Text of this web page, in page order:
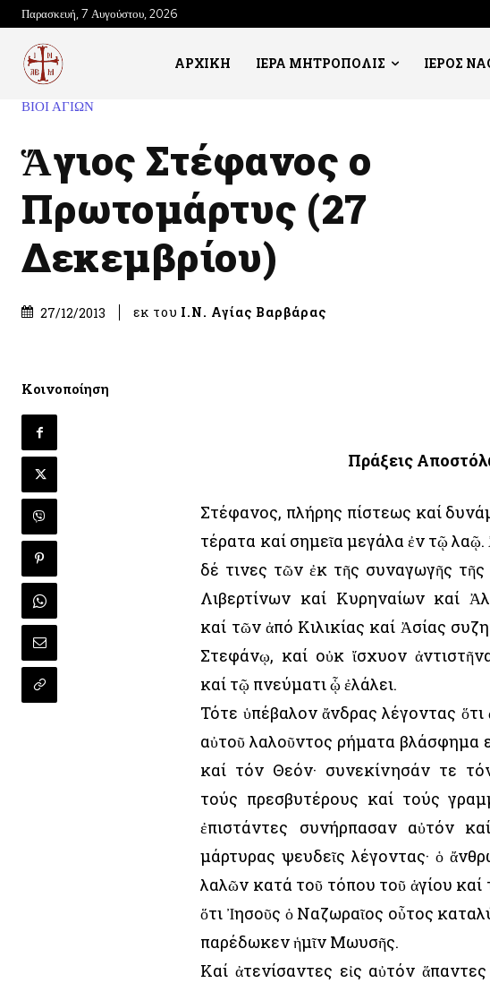
Παρασκευή, 7 Αυγούστου, 2026
ΑΡΧΙΚΗ ΙΕΡΑ ΜΗΤΡΟΠΟΛΙΣ ΙΕΡΟΣ
ΒΙΟΙ ΑΓΙΩΝ
Ἅγιος Στέφανος ο
Πρωτομάρτυς (27
Δεκεμβρίου)
27/12/2013 εκ του Ι.Ν. Αγίας Βαρβάρας
Κοινοποίηση
Πράξεις
Στέφανος, πλήρης πίστεως καί
τέρατα καί σημεῖα μεγάλα ἐν τῷ
δέ τινες τῶν ἐκ τῆς συναγωγῆς
Λιβερτίνων καί Κυρηναίων καί
καί τῶν ἀπό Κιλικίας καί Ἀσίας
Στεφάνῳ, καί οὐκ ἴσχυον
καί τῷ πνεύματι ᾧ ἐλάλει.
Τότε ὑπέβαλον ἄνδρας λέγοντας
αὐτοῦ λαλοῦντος ρήματα βλάσφημα
καί τόν Θεόν· συνεκίνησάν τε
τούς πρεσβυτέρους καί τούς
ἐπιστάντες συνήρπασαν αὐτόν
μάρτυρας ψευδεῖς λέγοντας· ὁ
λαλῶν κατά τοῦ τόπου τοῦ ἁγίου
ὅτι Ἰησοῦς ὁ Ναζωραῖος οὗτος
παρέδωκεν ἡμῖν Μωυσῆς.
Καί ἀτενίσαντες εἰς αὐτόν